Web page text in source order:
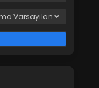
Varsayılan